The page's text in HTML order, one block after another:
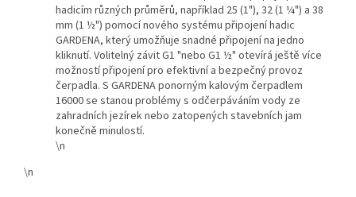
hadicím různých průměrů, například 25 (1"), 32 (1 ¼") a 38
mm (1 ½") pomocí nového systému připojení hadic
GARDENA, který umožňuje snadné připojení na jedno
kliknutí. Volitelný závit G1 "nebo G1 ½" otevírá ještě více
možností připojení pro efektivní a bezpečný provoz
čerpadla. S GARDENA ponorným kalovým čerpadlem
16000 se stanou problémy s odčerpáváním vody ze
zahradních jezírek nebo zatopených stavebních jam
konečně minulostí.
\n
\n